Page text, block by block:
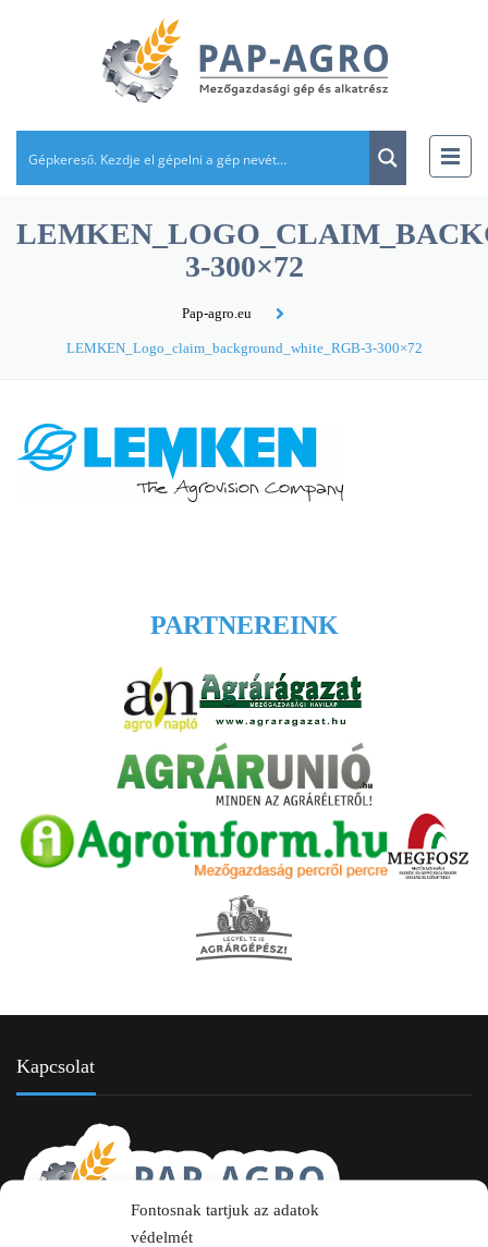
Fontosnak tartjuk az adatok
védelmét
3-300×72
Pap-agro.eu
LEMKEN_Logo_claim_background_white_RGB-3-300×72
PARTNEREINK
Kapcsolat